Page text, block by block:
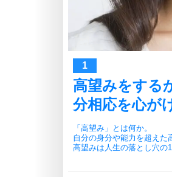
高望みをする
分相応を心が
「高望み」とは何か。
自分の身分や能力を超えた
高望みは人生の落とし穴の1